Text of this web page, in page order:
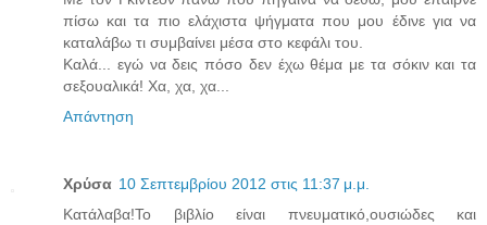
πίσω και τα πιο ελάχιστα ψήγματα που μου έδινε για να
καταλάβω τι συμβαίνει μέσα στο κεφάλι του.
Καλά... εγώ να δεις πόσο δεν έχω θέμα με τα σόκιν και τα
σεξουαλικά! Χα, χα, χα...
Απάντηση
Χρύσα 10 Σεπτεμβρίου 2012 στις 11:37 μ.μ.
Κατάλαβα!Το βιβλίο είναι πνευματικό,ουσιώδες και